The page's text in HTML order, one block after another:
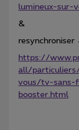
lumineux-sur-
&
resynchroniser
https://
all/
vous/tv-sans-
booster.html